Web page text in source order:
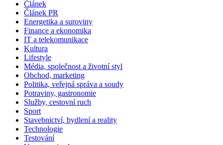
Článek
Článek PR
Energetika a suroviny
Finance a ekonomika
IT a telekomunikace
Kultura
Lifestyle
Média, společnost a životní styl
Obchod, marketing
Politika, veřejná správa a soudy
Potraviny, gastronomie
Služby, cestovní ruch
Sport
Stavebnictví, bydlení a reality
Technologie
Testování